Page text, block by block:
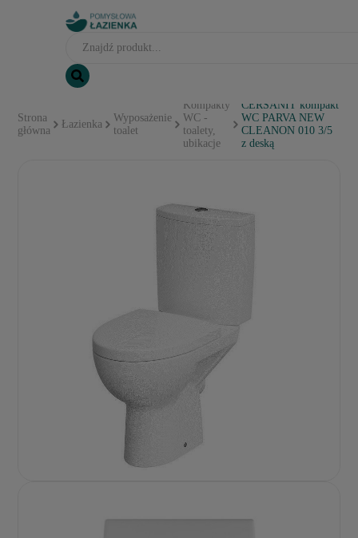
Strona
główna
Łazienka
Wyposażenie
toalet
Kompakty
WC -
toalety,
ubikacje
CERSANIT kompakt
WC PARVA NEW
CLEANON 010 3/5
z deską